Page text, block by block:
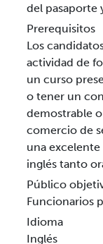
del pasaporte
Prerequisitos
Los
actividad de
un curso
o tener un
demostrable
comercio de
una
inglés tanto
Público
Funcionarios
Idioma
Inglés